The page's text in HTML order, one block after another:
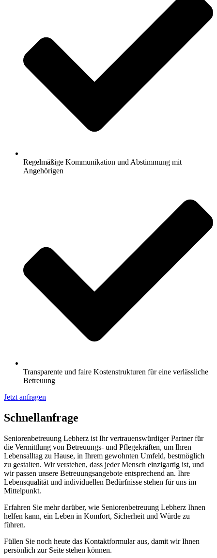
Regelmäßige Kommunikation und Abstimmung mit
Angehörigen
Transparente und faire Kostenstrukturen für eine verlässliche
Betreuung
Jetzt anfragen
Schnell­anfrage
Seniorenbetreuung Lebherz ist Ihr vertrauenswürdiger Partner für
die Vermittlung von Betreuungs- und Pflegekräften, um Ihren
Lebensalltag zu Hause, in Ihrem gewohnten Umfeld, bestmöglich
zu gestalten. Wir verstehen, dass jeder Mensch einzigartig ist, und
wir passen unsere Betreuungsangebote entsprechend an. Ihre
Lebensqualität und individuellen Bedürfnisse stehen für uns im
Mittelpunkt.
Erfahren Sie mehr darüber, wie Seniorenbetreuung Lebherz Ihnen
helfen kann, ein Leben in Komfort, Sicherheit und Würde zu
führen.
Füllen Sie noch heute das Kontaktformular aus, damit wir Ihnen
persönlich zur Seite stehen können.